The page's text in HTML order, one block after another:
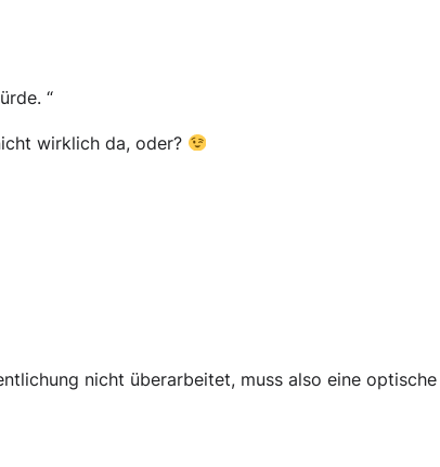
“
wirklich da, oder?
nicht überarbeitet, muss also eine optische